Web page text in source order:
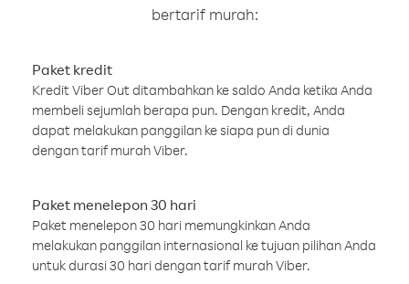
bertarif murah:
Paket kredit
Kredit Viber Out ditambahkan ke saldo Anda ketika Anda
membeli sejumlah berapa pun. Dengan kredit, Anda
dapat melakukan panggilan ke siapa pun di dunia
dengan tarif murah Viber.
Paket menelepon 30 hari
Paket menelepon 30 hari memungkinkan Anda
melakukan panggilan internasional ke tujuan pilihan Anda
untuk durasi 30 hari dengan tarif murah Viber.